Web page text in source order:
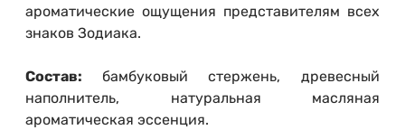
ароматические ощущения представителям всех
знаков Зодиака.
Состав: бамбуковый стержень, древесный
наполнитель, натуральная масляная
ароматическая эссенция.